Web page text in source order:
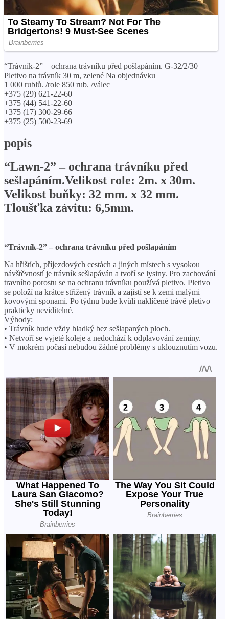
“Trávník-2” – ochrana trávníku před pošlapáním. G-32/2/30
Pletivo na trávník 30 m, zelené Na objednávku
1 000 rublů. /role 850 rub. /válec
+375 (29) 621-22-60
+375 (44) 541-22-60
+375 (17) 300-29-66
+375 (25) 500-23-69
popis
“Lawn-2” – ochrana trávníku před
sešlapáním.Velikost role: 2m. x 30m.
Velikost buňky: 32 mm. x 32 mm.
Tloušťka závitu: 6,5mm.
“Trávník-2” – ochrana trávníku před pošlapáním
Na hřištích, příjezdových cestách a jiných místech s vysokou
návštěvností je trávník sešlapáván a tvoří se lysiny. Pro zachování
travního porostu se na ochranu trávníku používá pletivo. Pletivo
se položí na krátce střižený trávník a zajistí se k zemi malými
kovovými sponami. Po týdnu bude kvůli naklíčené trávě pletivo
prakticky neviditelné.
Výhody:
• Trávník bude vždy hladký bez sešlapaných ploch.
• Netvoří se vyjeté koleje a nedochází k odplavování zeminy.
• V mokrém počasí nebudou žádné problémy s uklouznutím vozu.